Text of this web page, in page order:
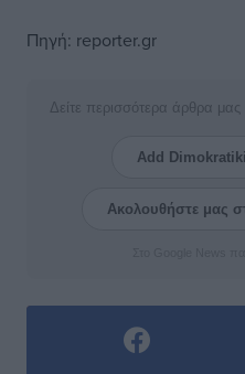
Πηγή: reporter.gr
Δείτε περισσότερα άρθρα
Add
Ακολουθήστε μας